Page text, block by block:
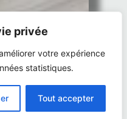
privée
votre expérience
statistiques.
Tout accepter